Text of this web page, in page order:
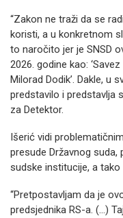
“Zakon ne traži da se
koristi, a u konkretnom
to naročito jer je SNSD
2026. godine kao:
Milorad Dodik’. Dakle, u
predstavilo i predstavlja
za Detektor.
Išerić vidi
presude Državnog
sudske institucije, a tako
“Pretpostavljam da je
predsjednika RS-a. (…)